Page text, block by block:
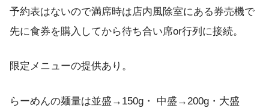
予約表はないので満席時は店内風除室にある券売機で
先に食券を購入してから待ち合い席or行列に接続。
限定メニューの提供あり。
らーめんの麺量は並盛→150g・ 中盛→200g・大盛